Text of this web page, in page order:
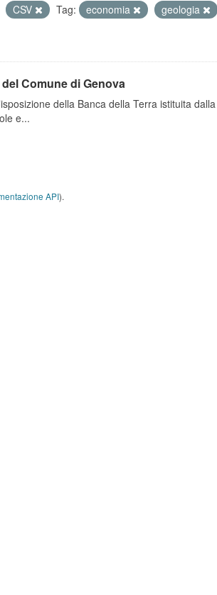
CSV Tag: economia
geologia
Comune di Genova
della Banca della Terra istituita dalla
e...
API).